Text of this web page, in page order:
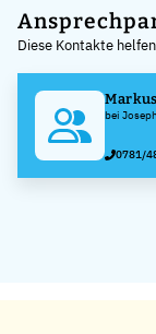
+
−
Diese Kontakte
bei
0781/